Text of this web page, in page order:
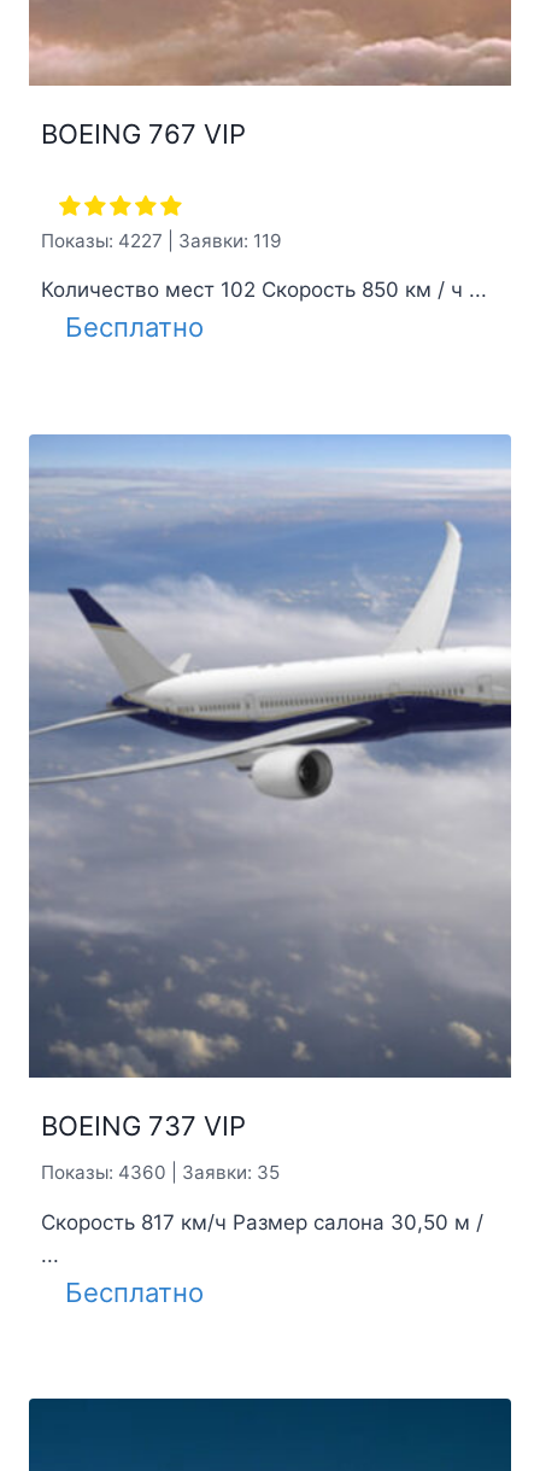
BOEING 767 VIP
Показы: 4227 | Заявки: 119
Количество мест 102 Скорость 850 км / ч ...
Бесплатно
BOEING 737 VIP
Показы: 4360 | Заявки: 35
Скорость 817 км/ч Размер салона 30,50 м /
...
Бесплатно